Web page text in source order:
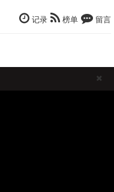
记录 榜单 留言